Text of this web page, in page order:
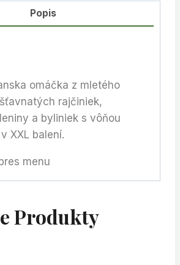
Popis
omáčka z mletého
rajčiniek,
a byliniek s vôňou
XXL balení.
menu
Produkty